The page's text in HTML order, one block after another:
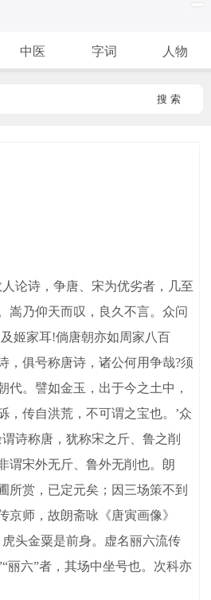
中医 字词 人物
搜 索
诗，争唐、宋为优劣者，几至
嵩乃仰天而叹，良久不言。众问
姬家耳!倘唐朝亦如周家八百
，俱号称唐诗，诸公何用争哉?须
代。譬如金玉，出于今之土中，
，传自洪荒，不可谓之宝也。’众
诗称唐，犹称宋之斤、鲁之削
谓宋外无斤、鲁外无削也。朗
所赏，已定元矣；因三场策不到
京师，故朗斋咏《唐寅画像》
头金粟是前身。虚名丽六流传
丽六”者，其场中坐号也。次科亦